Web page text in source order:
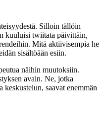
Silloin tällöin
kuuluisi twiitata päivittäin,
Mitä aktiivisempia he
sisältöään esiin.
näihin muutoksiin.
avain. Ne, jotka
saavat enemmän